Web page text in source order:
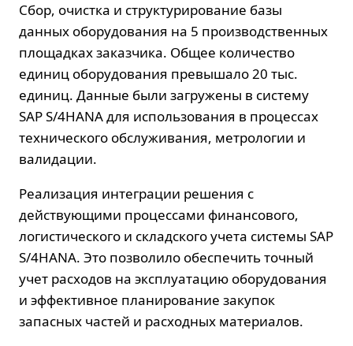
Сбор, очистка и структурирование базы
данных оборудования на 5 производственных
площадках заказчика. Общее количество
единиц оборудования превышало 20 тыс.
единиц. Данные были загружены в систему
SAP S/4HANA для использования в процессах
технического обслуживания, метрологии и
валидации.
Реализация интеграции решения с
действующими процессами финансового,
логистического и складского учета системы SAP
S/4HANA. Это позволило обеспечить точный
учет расходов на эксплуатацию оборудования
и эффективное планирование закупок
запасных частей и расходных материалов.